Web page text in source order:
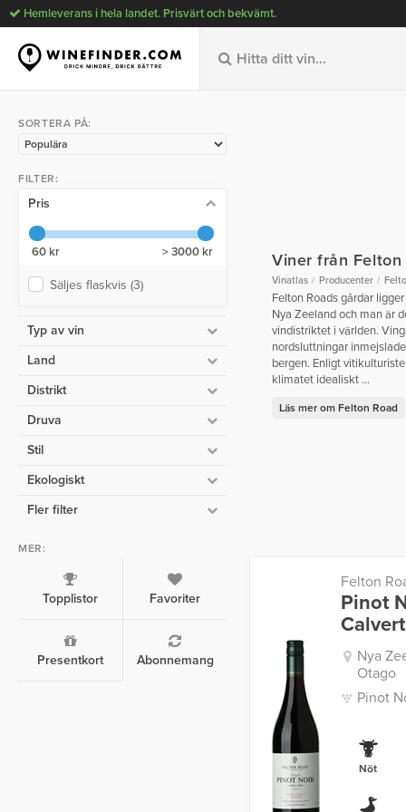
Hemleverans i hela landet. Prisvärt och bekvämt.
Viner från Felton
Vinatlas Producenter
Felton Roads gårdar
Nya Zeeland och man är
vindistriktet i världen.
nordsluttningar
bergen. Enligt
klimatet idealiskt ...
Läs mer om Felton Road
Felton
Pinot
Nya
Otago
Pinot
Nöt
SORTERA PÅ:
FILTER:
Pris
> 3000 kr
60 kr
Säljes flaskvis (3)
Typ av vin
Land
Distrikt
Druva
Stil
Ekologiskt
Fler filter
MER:
Topplistor Favoriter
Presentkort Abonnemang